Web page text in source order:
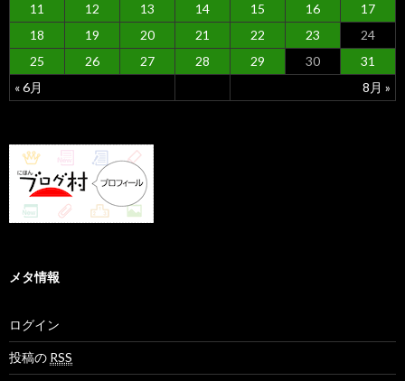
« 6月 8月 »
11
12 13 14 15 16
17
18
19 20 21 22 23
24
25
26 27 28 29 30 31
メタ情報
ログイン
投稿の RSS